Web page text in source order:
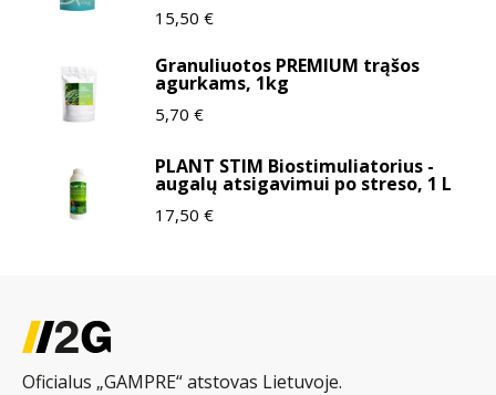
15,50 €
Granuliuotos PREMIUM trąšos
agurkams, 1kg
5,70 €
PLANT STIM Biostimuliatorius -
augalų atsigavimui po streso, 1 L
17,50 €
Oficialus „GAMPRE“ atstovas Lietuvoje.